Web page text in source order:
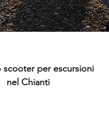
scooter per escursioni
nel Chianti